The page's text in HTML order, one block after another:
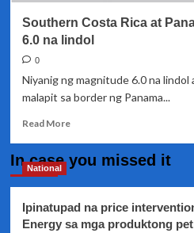
Southern Costa Rica at
6.0 na lindol
0
Niyanig ng magnitude 6.0 na
malapit sa border ng Panama...
Read MoreRead
Southern
at
Panama
In case you missed it
National
Ipinatupad na price
Energy sa mga produktong